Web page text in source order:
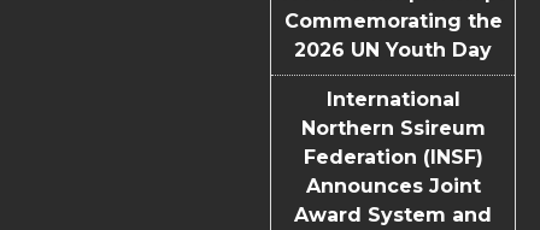
Commemorating the
2026 UN Youth Day
International
Northern Ssireum
Federation (INSF)
Announces Joint
Award System and